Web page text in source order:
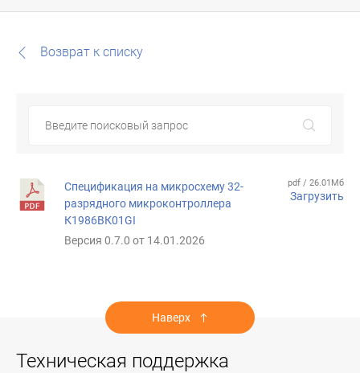
Возврат к списку
Спецификация на микросхему 32-
разрядного микроконтроллера
К1986ВК01GI
Версия 0.7.0 от 14.01.2026
pdf / 26.01Мб
Загрузить
Наверх
Техническая поддержка